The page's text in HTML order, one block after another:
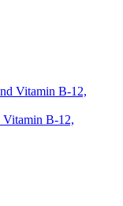
Vitamin B-12,